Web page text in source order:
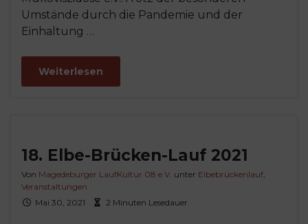
Umstände durch die Pandemie und der
Einhaltung …
Weiterlesen
18. Elbe-Brücken-Lauf 2021
Von Magedeburger LaufKultur 08 e.V. unter Elbebrückenlauf
Veranstaltungen
Mai 30, 2021
2 Minuten Lesedauer